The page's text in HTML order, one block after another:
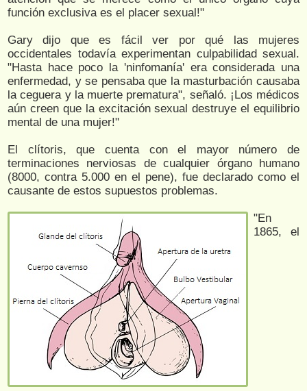
función exclusiva es el placer sexual!"
Gary dijo que es fácil ver por qué las mujeres
occidentales todavía experimentan culpabilidad sexual.
"Hasta hace poco la 'ninfomanía' era considerada una
enfermedad, y se pensaba que la masturbación causaba
la ceguera y la muerte prematura", señaló. ¡Los médicos
aún creen que la excitación sexual destruye el equilibrio
mental de una mujer!"
El clítoris, que cuenta con el mayor número de
terminaciones nerviosas de cualquier órgano humano
(8000, contra 5.000 en el pene), fue declarado como el
causante de estos supuestos problemas.
"En
1865, el